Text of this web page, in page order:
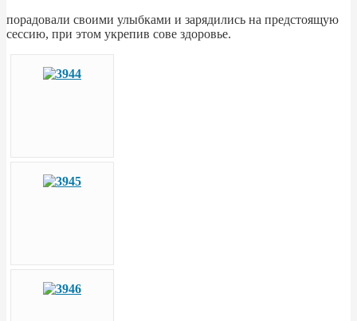
порадовали своими улыбками и зарядились на предстоящую
сессию, при этом укрепив сове здоровье.